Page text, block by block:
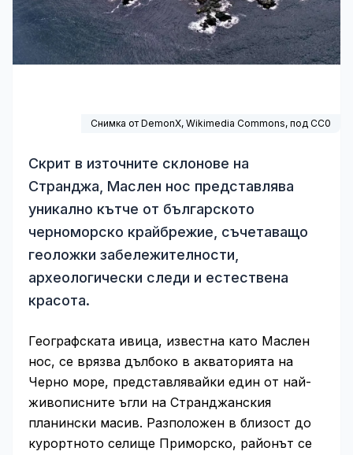
Снимка от DemonX, Wikimedia Commons, под CC0
Скрит в източните склонове на
Странджа, Маслен нос представлява
уникално кътче от българското
черноморско крайбрежие, съчетаващо
геоложки забележителности,
археологически следи и естествена
красота.
Географската ивица, известна като Маслен
нос, се врязва дълбоко в акваторията на
Черно море, представлявайки един от най-
живописните ъгли на Странджанския
планински масив. Разположен в близост до
курортното селище Приморско, районът се